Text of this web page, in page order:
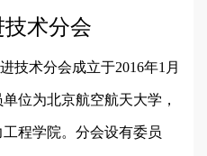
术分会
技术分会成立于2016年1月
位为北京航空航天大学，
程学院。分会设有委员